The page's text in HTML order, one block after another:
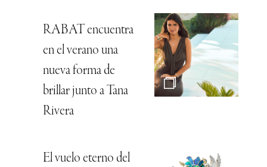
RABAT encuentra
en el verano una
nueva forma de
brillar junto a Tana
Rivera
El vuelo eterno del